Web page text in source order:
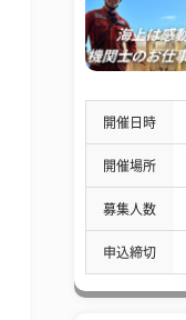
開催日時
開催場所
募集人数
申込締切